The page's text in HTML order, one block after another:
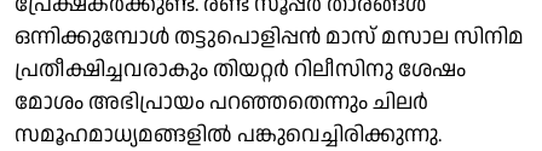
ഒന്നിക്കുമ്പോൾ തട്ടുപൊളിപ്പൻ മാസ് മസാല സിനിമ
പ്രതീക്ഷിച്ചവരാകും തിയറ്റർ റിലീസിനു ശേഷം
മോശം അഭിപ്രായം പറഞ്ഞതെന്നും ചിലർ
സമൂഹമാധ്യമങ്ങളിൽ പങ്കുവെച്ചിരിക്കുന്നു.